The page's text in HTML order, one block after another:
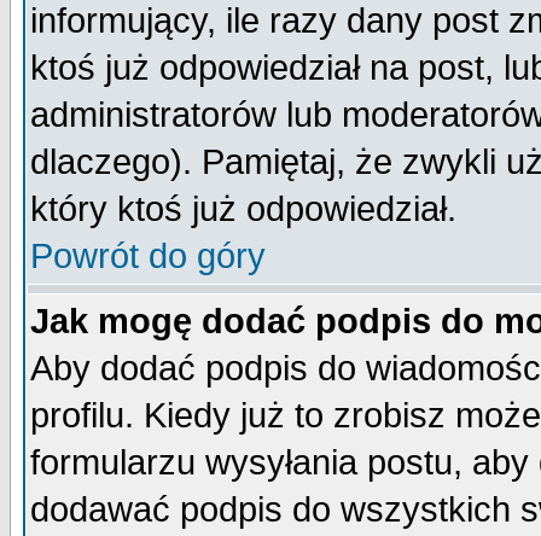
informujący, ile razy dany post
ktoś już odpowiedział na post,
administratorów lub
dlaczego). Pamiętaj, że zwykli
który ktoś już odpowiedział.
Powrót do góry
Jak mogę dodać podpis do
Aby dodać podpis do
profilu. Kiedy już to zrobisz
formularzu wysyłania postu,
dodawać podpis do wszystkich